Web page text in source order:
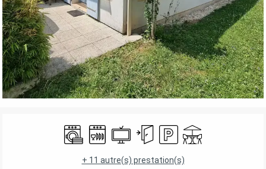
OUVERTURE ET COORDONNÉES
Lave lingeLave vaisselle
TélévisionEntrée indépendante
ParkingTerrasse
+ 11 autre(s) prestation(s)